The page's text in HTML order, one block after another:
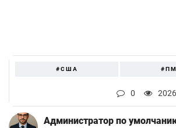
#США
0 2026
Администратор по